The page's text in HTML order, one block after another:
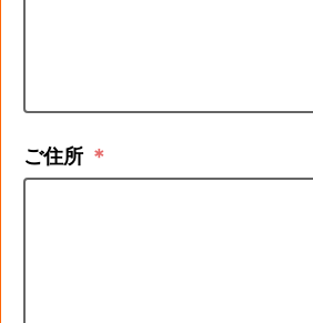
ご住所 ＊